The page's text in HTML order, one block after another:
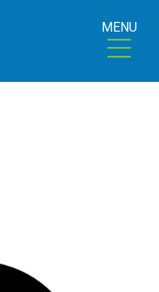
MENU